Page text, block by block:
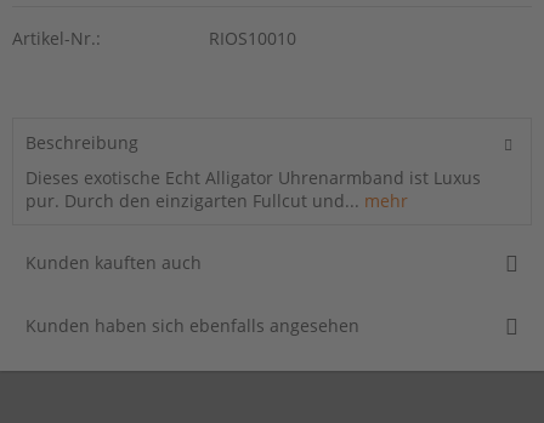
Artikel-Nr.: RIOS10010
Beschreibung
Dieses exotische Echt Alligator Uhrenarmband ist Luxus
pur. Durch den einzigarten Fullcut und... mehr
Kunden kauften auch
Kunden haben sich ebenfalls angesehen